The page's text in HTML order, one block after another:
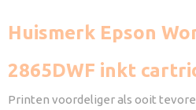
Huismerk Epson
2865DWF inkt
Printen voordeliger als ooit